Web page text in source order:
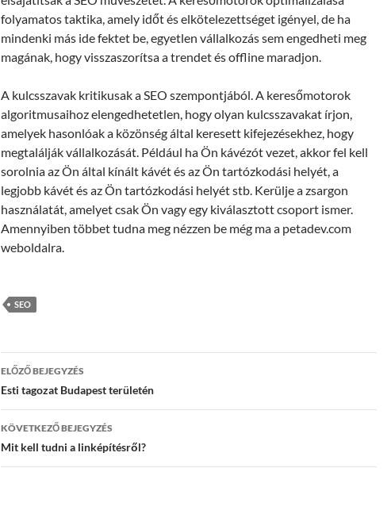
folyamatos taktika, amely időt és elkötelezettséget igényel, de ha
mindenki más ide fektet be, egyetlen vállalkozás sem engedheti meg
magának, hogy visszaszorítsa a trendet és offline maradjon.
A kulcsszavak kritikusak a SEO szempontjából. A keresőmotorok
algoritmusaihoz elengedhetetlen, hogy olyan kulcsszavakat írjon,
amelyek hasonlóak a közönség által keresett kifejezésekhez, hogy
megtalálják vállalkozását. Például ha Ön kávézót vezet, akkor fel kell
sorolnia az Ön által kínált kávét és az Ön tartózkodási helyét, a
legjobb kávét és az Ön tartózkodási helyét stb. Kerülje a zsargon
használatát, amelyet csak Ön vagy egy kiválasztott csoport ismer.
Amennyiben többet tudna meg nézzen be még ma a petadev.com
weboldalra.
SEO
Bejegyzés
navigáció
ELŐZŐ BEJEGYZÉS
Esti tagozat Budapest területén
KÖVETKEZŐ BEJEGYZÉS
Mit kell tudni a linképítésről?